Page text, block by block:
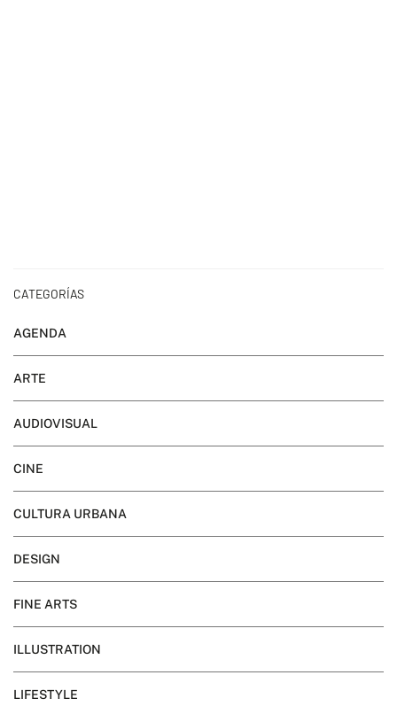
CATEGORÍAS
AGENDA
ARTE
AUDIOVISUAL
CINE
CULTURA URBANA
DESIGN
FINE ARTS
ILLUSTRATION
LIFESTYLE